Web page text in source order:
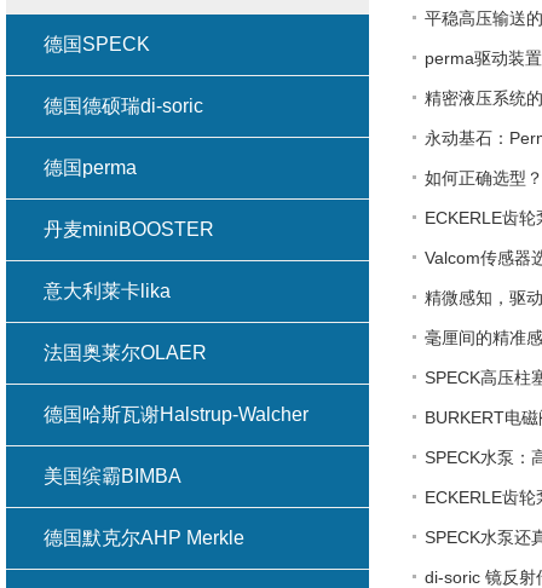
平稳高压输送
perma驱动装
精密液压系统
永动基石：
如何正确选型
ECKERLE齿
Valcom传感器
精微感知，驱
毫厘间的精准
SPECK高压柱
BURKERT电
SPECK水泵：
ECKERLE齿
SPECK水泵还
di-soric 镜反射
德国SPECK
德国德硕瑞di-soric
德国perma
丹麦miniBOOSTER
意大利莱卡lika
法国奥莱尔OLAER
德国哈斯瓦谢Halstrup-Walcher
美国缤霸BIMBA
德国默克尔AHP Merkle